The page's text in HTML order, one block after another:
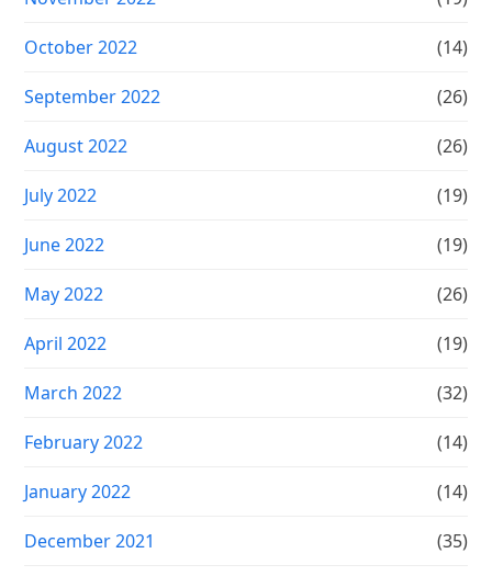
October 2022 (14)
September 2022 (26)
August 2022 (26)
July 2022 (19)
June 2022 (19)
May 2022 (26)
April 2022 (19)
March 2022 (32)
February 2022 (14)
January 2022 (14)
December 2021 (35)